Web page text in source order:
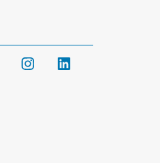
YouTube Instagram